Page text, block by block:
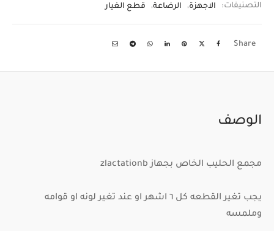
التصنيفات: الاجهزة, الرضاعة, قطع الغيار
Share
الوصف
مجمع الحليب الخاص بجهاز zlactationb
يجب تغير القطعه كل ٦ اشهر او عند تغير لونه او قوامه
وملمسه